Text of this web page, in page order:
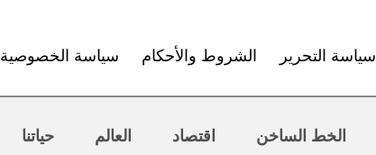
سياسة التحرير الشروط والأحكام سياسة الخصوصية
الخط الساخن اقتصاد العالم حياتنا